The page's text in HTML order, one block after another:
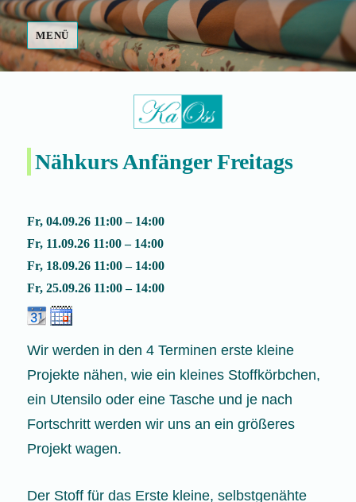
Fair Made
MENÜ
Nähkurs Anfänger Freitags
Fr, 04.09.26 11:00 – 14:00
Fr, 11.09.26 11:00 – 14:00
Fr, 18.09.26 11:00 – 14:00
Fr, 25.09.26 11:00 – 14:00
Wir werden in den 4 Terminen erste kleine
Projekte nähen, wie ein kleines Stoffkörbchen,
ein Utensilo oder eine Tasche und je nach
Fortschritt werden wir uns an ein größeres
Projekt wagen.
Der Stoff für das Erste kleine, selbstgenähte